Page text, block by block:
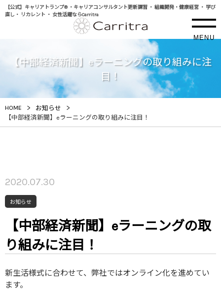
【公式】キャリアトランプ® ・キャリアコンサルタント更新講習 ・ 組織開発・健康経営 ・ 学び
直し・ リカレント ・ 女性活躍ならCarritra
MENU
【中部経済新聞】eラーニングの取り組みに注
目！
HOME > お知らせ >
【中部経済新聞】eラーニングの取り組みに注目！
2020.07.30
お知らせ
【中部経済新聞】eラーニングの取
り組みに注目！
新生活様式に合わせて、弊社ではオンライン化を進めてい
ます。